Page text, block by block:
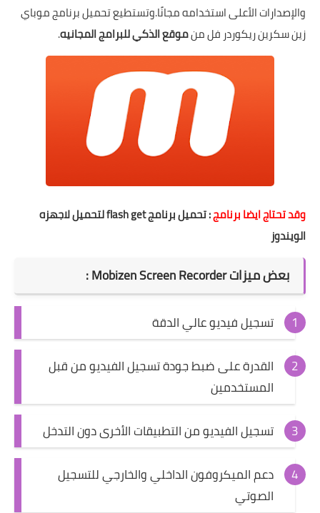
والإصدارات الأعلى استخدامه مجانًا.وتستطيع تحميل برنامج موباي
زين سكرين ريكوردر فل منموقع الذكي للبرامج المجانيه.
وقد تحتاج ايضا برنامج:
تحميل برنامج flash get لتحميل لاجهزه
الويندوز
بعض ميزات Mobizen Screen Recorder :
تسجيل فيديو عالي الدقة
القدرة على ضبط جودة تسجيل الفيديو من قبل
المستخدمين
تسجيل الفيديو من التطبيقات الأخرى دون التدخل
دعم الميكروفون الداخلي والخارجي للتسجيل
الصوتي